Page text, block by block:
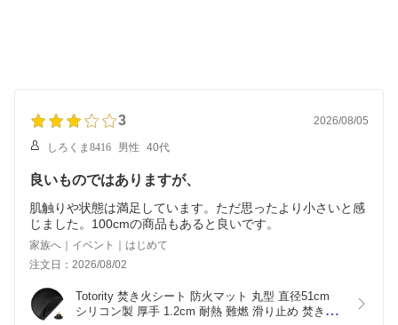
3 2026/08/05
しろくま8416 男性 40代
良いものではありますが、
肌触りや状態は満足しています。ただ思ったより小さいと感
じました。100cmの商品もあると良いです。
家族へ｜イベント｜はじめて
注文日：2026/08/02
Totority 焚き火シート 防火マット 丸型 直径51cm
シリコン製 厚手 1.2cm 耐熱 難燃 滑り止め 焚き火